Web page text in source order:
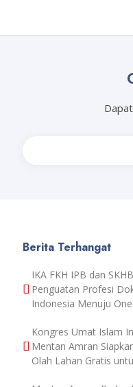
Berita Terhangat
IKA FKH IPB dan
Penguatan Profesi
Indonesia Menuju
Kongres Umat Islam
Mentan Amran
Olah Lahan Gratis